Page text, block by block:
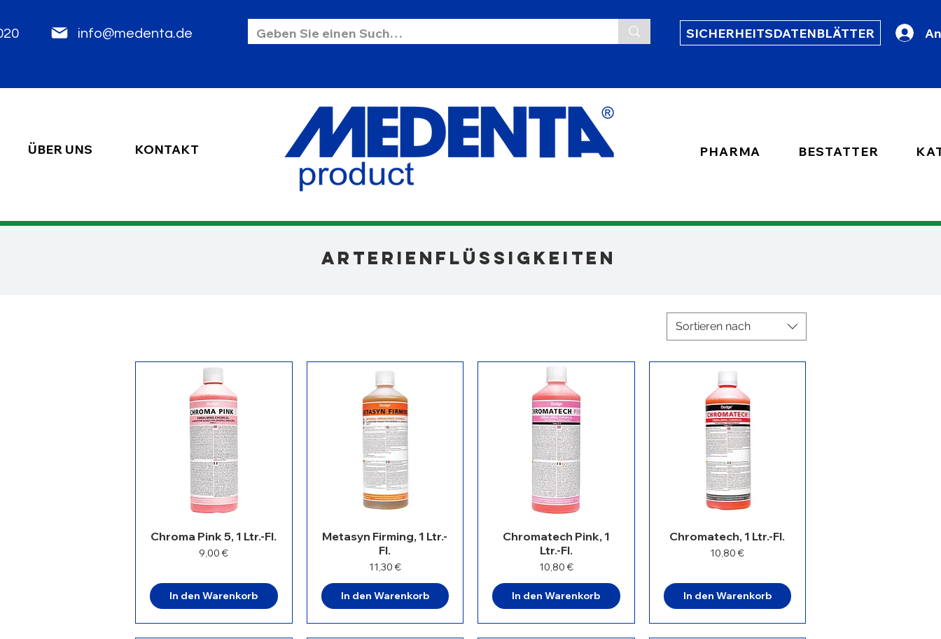
2020 info@medenta.de SICHERHEITSDATENBLÄTTER
ÜBER UNS KONTAKT PHARMA BESTATTER
Arterienflüssigkeiten
Sortieren nach
Chroma Pink 5, 1 Ltr.-Fl.
Preis
9,00 €
In den Warenkorb
Metasyn Firming, 1 Ltr.-
Fl.
Preis
11,30 €
In den Warenkorb
Chromatech Pink, 1
Ltr.-Fl.
Preis
10,80 €
In den Warenkorb
Chromatech, 1 Ltr.-Fl.
Preis
10,80 €
In den Warenkorb